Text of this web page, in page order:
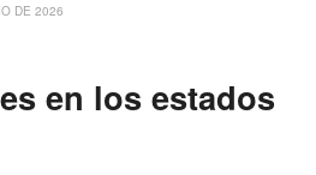
DE 2026
en los estados